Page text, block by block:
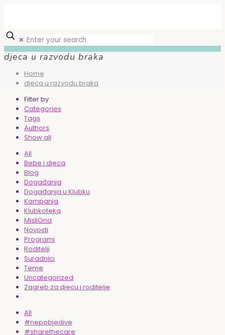
✕
djeca u razvodu braka
Home
djeca u razvodu braka
Filter by
Categories
Tags
Authors
Show all
All
Bebe i djeca
Blog
Događanja
Događanja u Klubku
Kampanja
Klubkoteka
MisliOna
Novosti
Programi
Roditelji
Suradnici
Teme
Uncategorized
Zagreb za djecu i roditelje
All
#nepobjedive
#sharethecare